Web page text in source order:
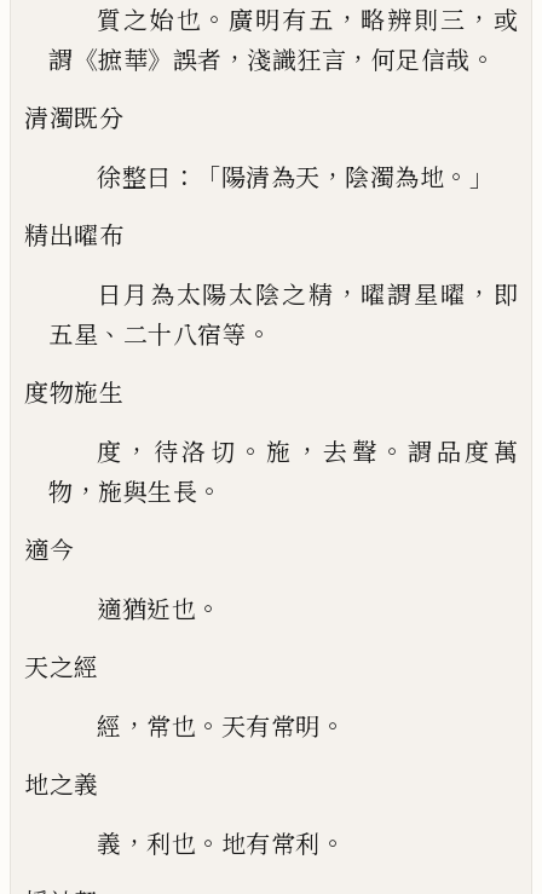
質之始也 。 廣明有五 ， 略辨則三 ， 或
謂 《摭華》 誤者 ， 淺識狂言 ， 何足信哉 。
清濁既分
徐整曰 ：「陽清為天 ， 陰濁為地 。」
精出曜布
日月為太陽太陰之精 ， 曜謂星曜 ， 即
五星 、 二十八宿等 。
度物施生
度 ， 待洛切 。 施 ，去聲 。謂品度萬
物 ， 施與生長 。
適今
適猶近也 。
天之經
經 ， 常也 。 天有常明 。
地之義
義 ， 利也 。 地有常利 。